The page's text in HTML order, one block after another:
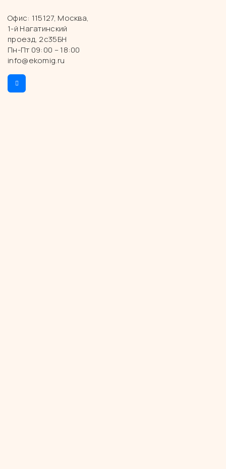
Офис: 115127, Москва,
1-й Нагатинский
проезд, 2с35БН
Пн-Пт 09:00 – 18:00
info@ekomig.ru